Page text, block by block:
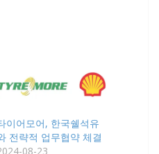
이어모어, 한국쉘석유
전략적 업무협약 체결
08-23